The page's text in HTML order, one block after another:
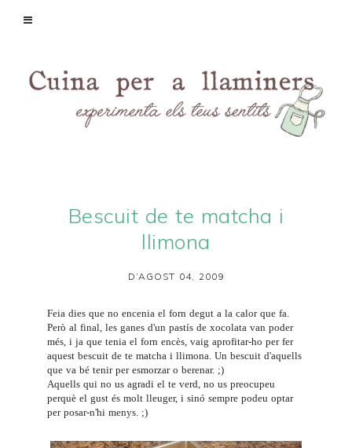
Bescuit de te matcha i
llimona
D’AGOST 04, 2009
Feia dies que no encenia el forn degut a la calor que fa.
Però al final, les ganes d'un pastís de xocolata van poder
més, i ja que tenia el forn encès, vaig aprofitar-ho per fer
aquest bescuit de te matcha i llimona. Un bescuit d'aquells
que va bé tenir per esmorzar o berenar. ;)
Aquells qui no us agradi el te verd, no us preocupeu
perquè el gust és molt lleuger, i sinó sempre podeu optar
per posar-n'hi menys. ;)